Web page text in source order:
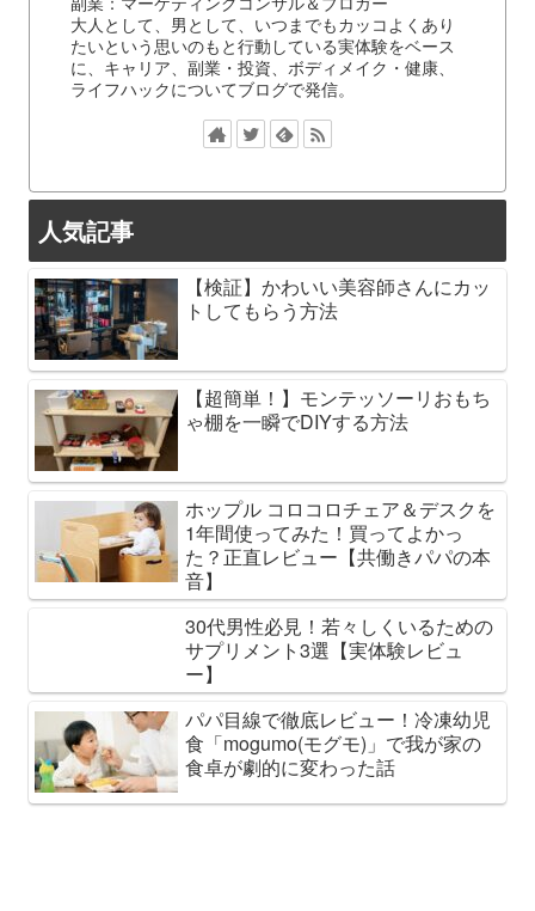
大人として、男として、いつまでもカッコよくあり
たいという思いのもと行動している実体験をベース
に、キャリア、副業・投資、ボディメイク・健康、
ライフハックについてブログで発信。
人気記事
【検証】かわいい美容師さんにカッ
トしてもらう方法
【超簡単！】モンテッソーリおもち
ゃ棚を一瞬でDIYする方法
ホップル コロコロチェア＆デスクを
1年間使ってみた！買ってよかっ
た？正直レビュー【共働きパパの本
音】
30代男性必見！若々しくいるための
サプリメント3選【実体験レビュ
ー】
パパ目線で徹底レビュー！冷凍幼児
食「mogumo(モグモ)」で我が家の
食卓が劇的に変わった話